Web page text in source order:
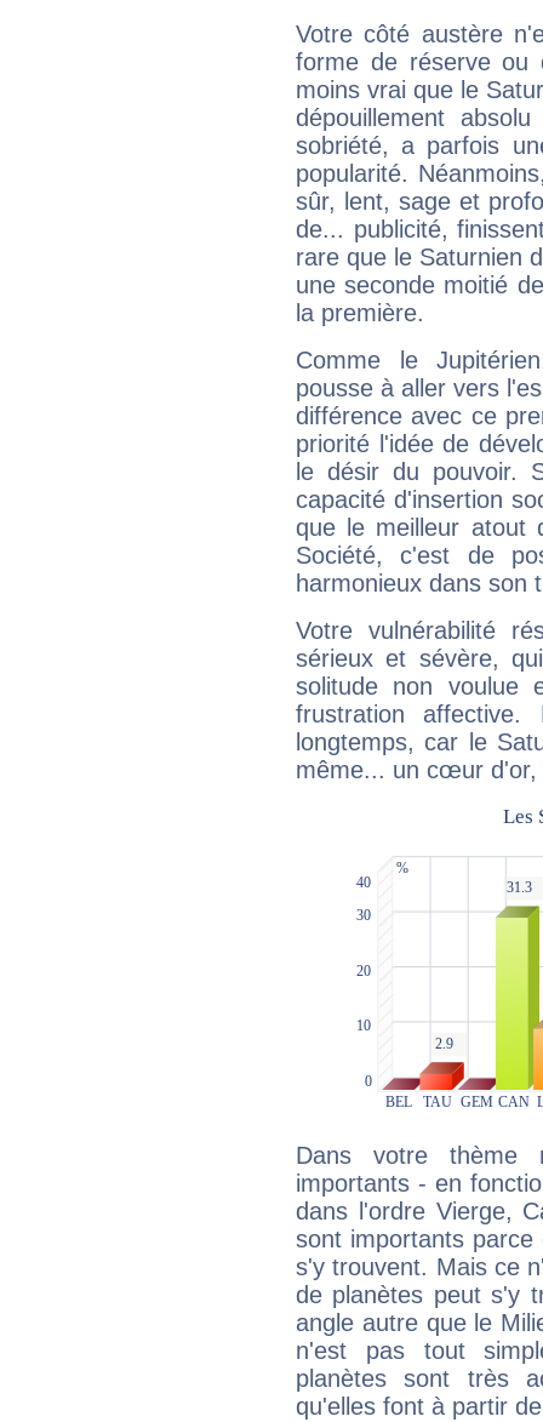
Votre côté austère
forme de réserve
moins vrai que le
dépouillement
sobriété, a parfois
popularité.
sûr, lent, sage et
de... publicité,
rare que le Saturnien
une seconde moitié
la première.
Comme le
pousse à aller vers
différence avec ce
priorité l'idée de
le désir du pouvoir.
capacité d'insertion
que le meilleur atout
Société, c'est de
harmonieux dans son
Votre vulnérabilité
sérieux et sévère,
solitude non voulue
frustration
longtemps, car le
même... un cœur d'or,
Dans votre thème
importants - en
dans l'ordre Vierge,
sont importants parce
s'y trouvent. Mais ce
de planètes peut s'y
angle autre que le
n'est pas tout
planètes sont très
qu'elles font à partir